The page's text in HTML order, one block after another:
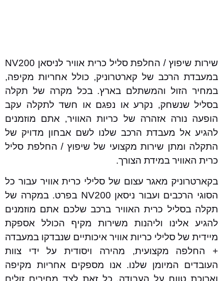
שירות שיפוץ / החלפת סליל כרית אוויר לניסאן NV200
במעבדת הרכב של קארטרוניק, כולל אחריות מקיפה,
במחיר הזול והמשתלם בארץ. בכל מקרה של תקלה
בסליל שנשחק, נקרע או נפגם או חשד לתקלה עקב
הופעה נורה אזהרה של כריות האוויר, אתם מוזמנים
להגיע אל מעבדת הרכב שלנו לשם אבחון מדויק של
התקלה ומתן שירות מקצועי של שיפוץ / החלפת סליל
כרית האוויר במידת הצורך.
בקארטרוניק מאגר עצום של סלילי כרית אוויר עבור כל
הסוגי הרכבים ועבור ניסאן NV200 בפרט. במקרה של
תקלה בסליל כרית האוויר ברכב שלכם אתם מוזמנים
להגיע אלינו וליהנות משירות מקיף הכולל אספקת
מיידית של סלילי כריות אוויר איכותיים שנבדקו במעבדה
+ החלפה מקצועית, מהירה ויסודית על ידי צוות
העובדים המיומן שלנו. אנו מספקים אחריות מקיפה
וארוכת טווח על העבודה, כל זאת לצד מחירים זולים